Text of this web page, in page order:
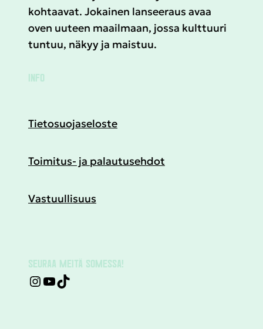
kohtaavat. Jokainen lanseeraus avaa
oven uuteen maailmaan, jossa kulttuuri
tuntuu, näkyy ja maistuu.
INFO
Tietosuojaseloste
Toimitus- ja palautusehdot
Vastuullisuus
SEURAA MEITÄ SOMESSA!